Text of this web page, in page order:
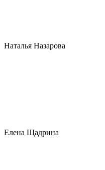
Наталья Назарова
Елена Щадрина